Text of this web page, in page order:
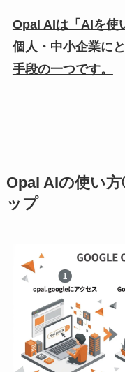
Opal AIは「AIを使
個人・中小企業に
手段の一つです。
Opal AIの使い
ップ